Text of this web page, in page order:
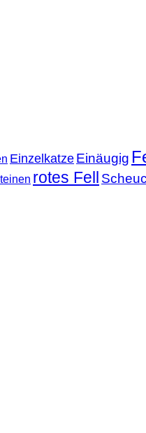
Einzelkatze Einäugig
rotes Fell